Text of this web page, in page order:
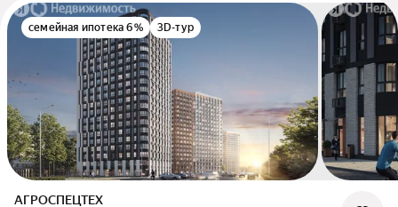
семейная ипотека 6% 3D-тур
АГРОСПЕЦТЕХ